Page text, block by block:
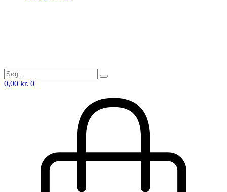
0,00 kr. 0